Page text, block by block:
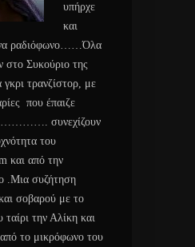
υπήρχε
και
ραδιόφωνο……Όλα
στο Συκούριο της
τρανζίστορ, με
που έπαιζε
…………. συνεχίζουν
του
και από την
.Μια συζήτηση
σοβαρού με το
την Αλίκη και
το μικρόφωνο του